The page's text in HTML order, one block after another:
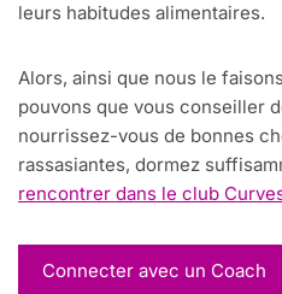
leurs habitudes alimentaires.
Alors, ainsi que nous le
pouvons que vous conseiller
nourrissez-vous de bonnes
rassasiantes, dormez
rencontrer dans le club
Connecter avec un Coach